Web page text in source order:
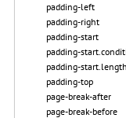
padding-left
padding-right
padding-start
padding-
padding-start.length
padding-top
page-break-after
page-break-before